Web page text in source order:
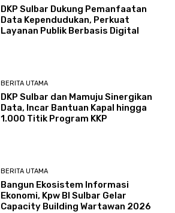
DKP Sulbar Dukung Pemanfaatan
Data Kependudukan, Perkuat
Layanan Publik Berbasis Digital
BERITA UTAMA
DKP Sulbar dan Mamuju Sinergikan
Data, Incar Bantuan Kapal hingga
1.000 Titik Program KKP
BERITA UTAMA
Bangun Ekosistem Informasi
Ekonomi, Kpw BI Sulbar Gelar
Capacity Building Wartawan 2026